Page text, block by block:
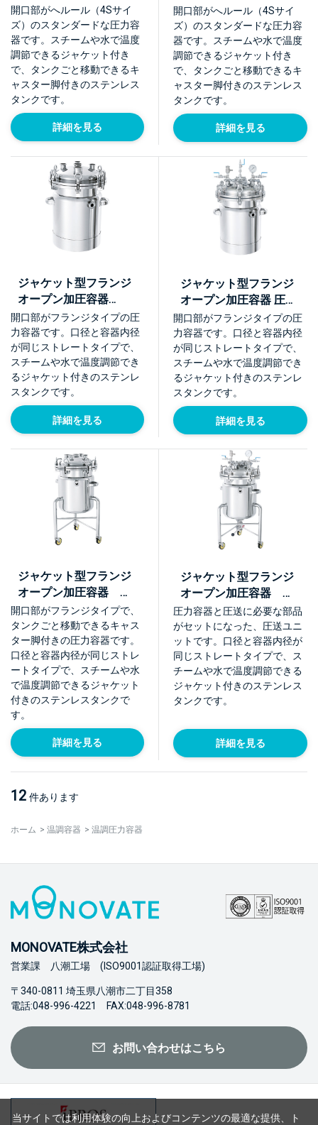
開口部がへルール（4Sサイ
ズ）のスタンダードな圧力容
器です。スチームや水で温度
調節できるジャケット付き
で、タンクごと移動できるキ
ャスター脚付きのステンレス
タンクです。
詳細を見る
【PCN-J-L-UT】
開口部がへルール（4Sサイ
ズ）のスタンダードな圧力容
器です。スチームや水で温度
調節できるジャケット付き
で、タンクごと移動できるキ
ャスター脚付きのステンレス
タンクです。
詳細を見る
ジャケット型フランジ
オープン加圧容器
【PCN-O-J】
開口部がフランジタイプの圧
力容器です。口径と容器内径
が同じストレートタイプで、
スチームや水で温度調節でき
るジャケット付きのステンレ
スタンクです。
詳細を見る
ジャケット型フランジ
オープン加圧容器 圧送
ユニット【PCN-O-J-
UT】
開口部がフランジタイプの圧
力容器です。口径と容器内径
が同じストレートタイプで、
スチームや水で温度調節でき
るジャケット付きのステンレ
スタンクです。
詳細を見る
ジャケット型フランジ
オープン加圧容器 脚
付【PCN-O-J-L】
開口部がフランジタイプで、
タンクごと移動できるキャス
ター脚付きの圧力容器です。
口径と容器内径が同じストレ
ートタイプで、スチームや水
で温度調節できるジャケット
付きのステンレスタンクで
す。
詳細を見る
ジャケット型フランジ
オープン加圧容器 脚
付 加圧ユニット
【PCN-O-J-L-UT】
圧力容器と圧送に必要な部品
がセットになった、圧送ユニ
ットです。口径と容器内径が
同じストレートタイプで、ス
チームや水で温度調節できる
ジャケット付きのステンレス
タンクです。
詳細を見る
12 件あります
ホーム > 温調容器 > 温調圧力容器
MONOVATE株式会社
営業課 八潮工場 (ISO9001認証取得工場)
〒340-0811 埼玉県八潮市二丁目358
電話:048-996-4221 FAX:048-996-8781
お問い合わせはこちら
当サイトでは利用体験の向上およびコンテンツの最適な提供、ト